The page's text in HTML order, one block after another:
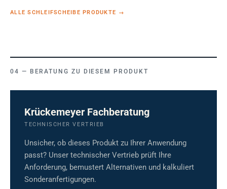
ALLE SCHLEIFSCHEIBE PRODUKTE →
BERATUNG ZU DIESEM PRODUKT
Krückemeyer Fachberatung
TECHNISCHER VERTRIEB
Unsicher, ob dieses Produkt zu Ihrer Anwendung
passt? Unser technischer Vertrieb prüft Ihre
Anforderung, bemustert Alternativen und kalkuliert
Sonderanfertigungen.